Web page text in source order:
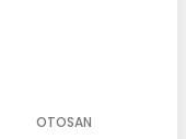
OTOSAN